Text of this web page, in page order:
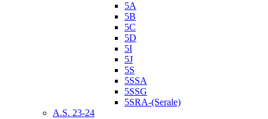
5A
5B
5C
5D
5I
5J
5S
5SSA
5SSG
5SRA-(Serale)
A.S. 23-24